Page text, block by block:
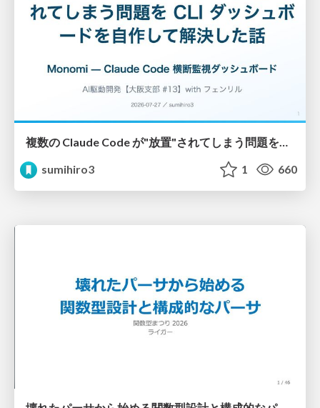
複数の Claude Code が"放置"されてしまう問題をCLI ダッシュボードを自作して解決した話
sumihiro3
1 660